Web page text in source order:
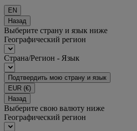
EN
Назад
Выберите страну и язык ниже
Географический регион
Страна/Регион - Язык
Подтвердить мою страну и язык
EUR (€)
Назад
Выберите свою валюту ниже
Географический регион